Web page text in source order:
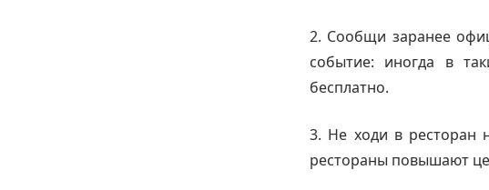
2. Сообщи заранее
событие: иногда в
бесплатно.
3. Не ходи в ресторан
рестораны повышают